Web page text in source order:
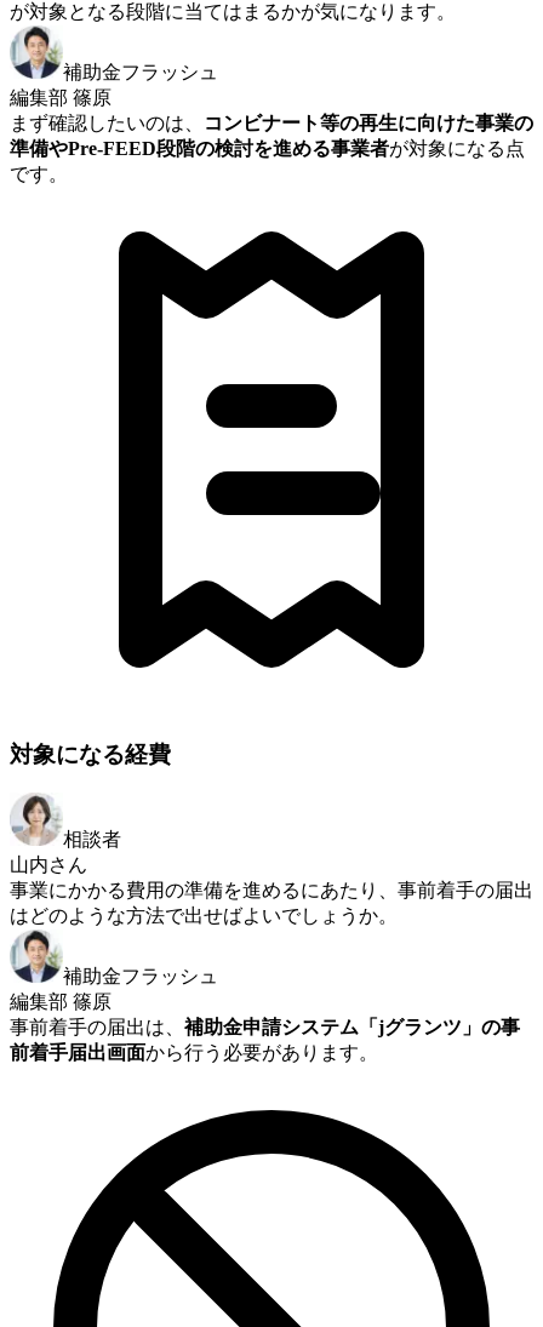
が対象となる段階に当てはまるかが気になります。
補助金フラッシュ
編集部 篠原
まず確認したいのは、
コンビナート等の再生に向けた事業の
準備やPre-FEED段階の検討を進める事業者が対象になる点
です。
対象になる経費
相談者
山内さん
事業にかかる費用の準備を進めるにあたり、事前着手の届出
はどのような方法で出せばよいでしょうか。
補助金フラッシュ
編集部 篠原
事前着手の届出は、 補助金申請システム「jグランツ」の事
前着手届出画面から行う必要があります。